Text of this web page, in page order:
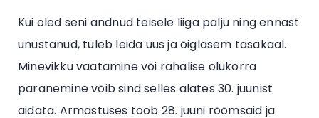
Kui oled seni andnud teisele liiga palju ning ennast
unustanud, tuleb leida uus ja õiglasem tasakaal.
Minevikku vaatamine või rahalise olukorra
paranemine võib sind selles alates 30. juunist
aidata. Armastuses toob 28. juuni rõõmsaid ja